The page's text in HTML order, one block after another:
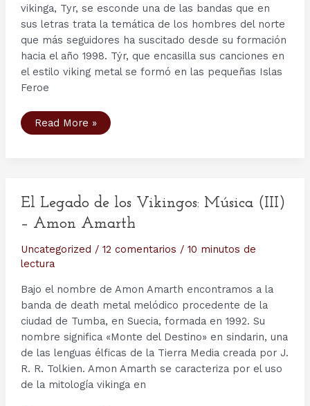
vikinga, Tyr, se esconde una de las bandas que en
sus letras trata la temática de los hombres del norte
que más seguidores ha suscitado desde su formación
hacia el año 1998. Týr, que encasilla sus canciones en
el estilo viking metal se formó en las pequeñas Islas
Feroe
El
Legado
Tyr.
Read More »
El Legado de los Vikingos: Música (III)
– Amon Amarth
Uncategorized / 12 comentarios / 10 minutos de
lectura
Bajo el nombre de Amon Amarth encontramos a la
banda de death metal melódico procedente de la
ciudad de Tumba, en Suecia, formada en 1992. Su
nombre significa «Monte del Destino» en sindarin, una
de las lenguas élficas de la Tierra Media creada por J.
R. R. Tolkien. Amon Amarth se caracteriza por el uso
de la mitología vikinga en